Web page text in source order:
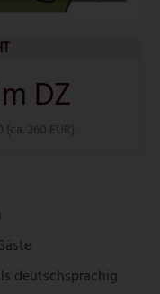
DZ
260 EUR)
deutschsprachig